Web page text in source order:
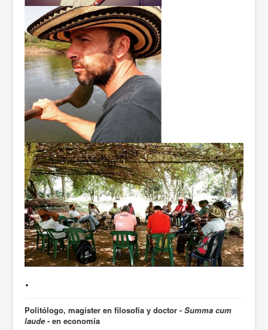
.
Politólogo, magíster en filosofía y doctor - Summa cum
laude - en economía